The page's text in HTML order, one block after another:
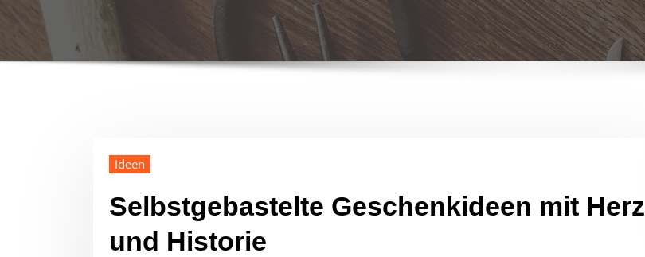
Ideen
Selbstgebastelte Geschenkideen mit Herz
und Historie